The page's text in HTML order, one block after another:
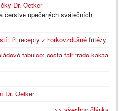
Dr. Oetker
čerstvě upečených svátečních
tři recepty z horkovzdušné fritézy
tabulce: cesta fair trade kakaa
Dr. Oetker